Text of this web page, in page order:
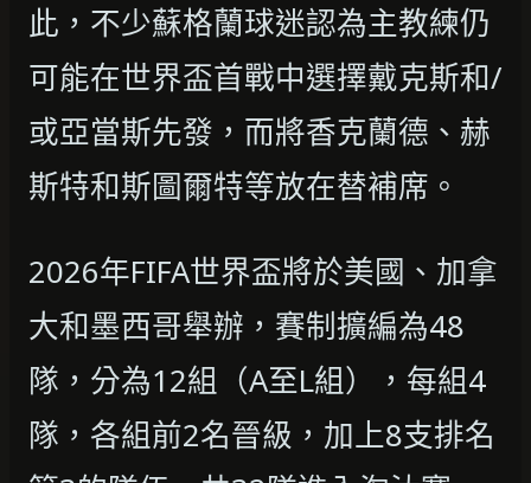
此，不少蘇格蘭球迷認為主教練仍
可能在世界盃首戰中選擇戴克斯和/
或亞當斯先發，而將香克蘭德、赫
斯特和斯圖爾特等放在替補席。
2026年FIFA世界盃將於美國、加拿
大和墨西哥舉辦，賽制擴編為48
隊，分為12組（A至L組），每組4
隊，各組前2名晉級，加上8支排名